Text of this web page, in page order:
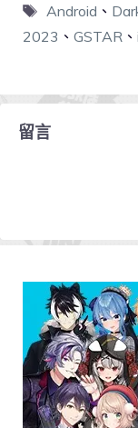
Android 、
2023 、 GSTAR 、
留言